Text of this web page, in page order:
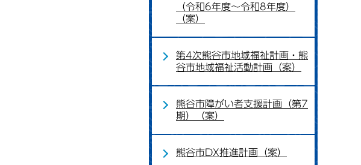
（令和6年度～令和8年度）
（案）
第4次熊谷市地域福祉計画・熊
谷市地域福祉活動計画（案）
熊谷市障がい者支援計画（第7
期）（案）
熊谷市DX推進計画（案）